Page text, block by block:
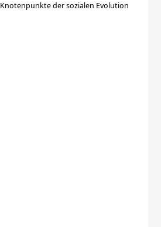
Knotenpunkte der sozialen Evolution